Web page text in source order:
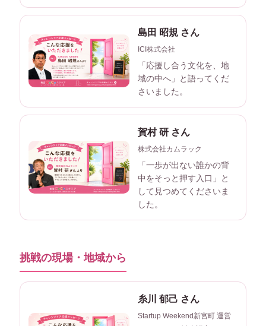
島田 昭規 さん
ICI株式会社
「応援し合う文化を、地
域の中へ」と語ってくだ
さいました。
賀村 研 さん
株式会社カムラック
「一歩が出ない誰かの背
中をそっと押す入口」と
して見つめてくださいま
した。
挑戦の現場・地域から
糸川 郁己 さん
Startup Weekend新宮町 運営